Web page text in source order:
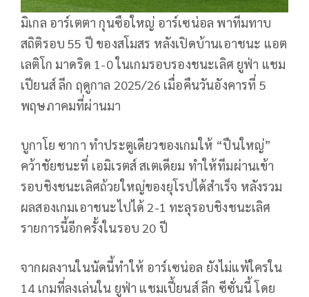
มิเกล อาร์เตตา กุนซือใหญ่ อาร์เซน่อล พาทีมทาบ
สถิติรอบ 55 ปี ของสโมสร หลังเปิดบ้านเอาชนะ แอต
เลติโก มาดริด 1-0 ในเกมรอบรองชนะเลิศ ยูฟ่า แชม
เปียนส์ ลีก ฤดูกาล 2025/26 เมื่อคืนวันอังคารที่ 5
พฤษภาคมที่ผ่านมา
บูกาโย ซากา ทำประตูเดียวของเกมให้ “ปืนใหญ่”
คว้าชัยชนะที่ เอมิเรตส์ สเตเดียม ทำให้ทีมผ่านเข้า
รอบชิงชนะเลิศถ้วยใหญ่ของยุโรปได้สำเร็จ หลังรวม
ผลสองเกมเอาชนะไปได้ 2-1 ทะลุรอบชิงชนะเลิศ
รายการนี้อีกครั้งในรอบ 20 ปี
จากผลงานในนัดนี้ทำให้ อาร์เซน่อล ยังไม่แพ้ใครใน
14 เกมที่ลงเล่นใน ยูฟ่า แชมเปี้ยนส์ ลีก ซีซั่นนี้ โดย